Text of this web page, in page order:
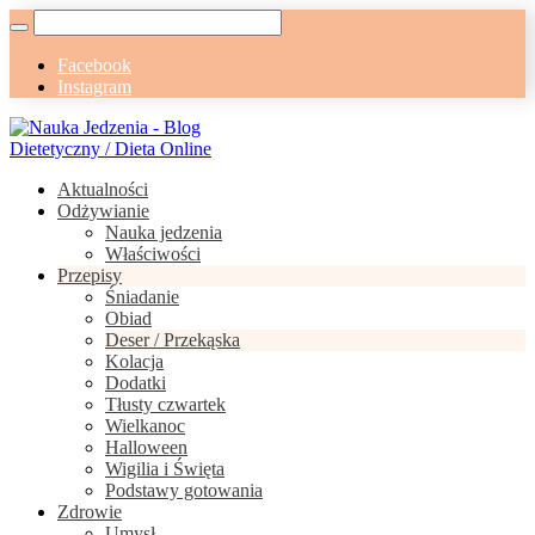
Facebook
Instagram
Aktualności
Odżywianie
Nauka jedzenia
Właściwości
Przepisy
Śniadanie
Obiad
Deser / Przekąska
Kolacja
Dodatki
Tłusty czwartek
Wielkanoc
Halloween
Wigilia i Święta
Podstawy gotowania
Zdrowie